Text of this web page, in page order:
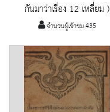
กันมาว่าเรื่อง 12 เหลี่ยม )
จำนวนผู้เข้าชม 435